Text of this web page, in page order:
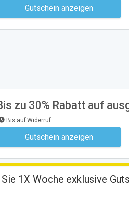
Gutschein anzeigen
Kein Code notwendig
zu 30% Rabatt auf
Bis auf Widerruf
Gutschein anzeigen
Kein Code notwendig
Sie 1X Woche exklusive